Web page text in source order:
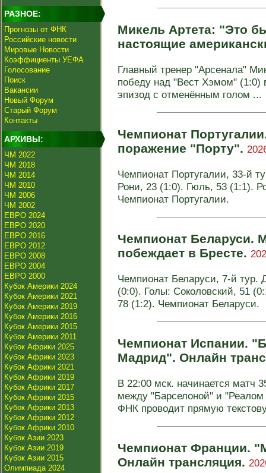
РАЗНОЕ:
Прогнозы от ФНК
Российские новости
Мировые Новости
Коэффициенты УЕФА
Голосование
Поиск
Вакансии
Новый Форум
Старый Форум
Контакты
АРХИВЫ:
ЧМ 2022
ЧМ 2018
ЧМ 2014
ЧМ 2010
ЧМ 2006
ЧМ 2002
ЕВРО 2024
ЕВРО 2020
ЕВРО 2016
ЕВРО 2012
ЕВРО 2008
ЕВРО 2004
ЕВРО 2000
Кубок Америки 2024
Кубок Америки 2021
Кубок Америки 2019
Кубок Америки 2016
Кубок Америки 2015
Кубок Америки 2011
Кубок Африки 2025
Кубок Африки 2023
Кубок Африки 2021
Кубок Африки 2019
Кубок Африки 2017
Кубок Африки 2015
Кубок Африки 2013
Кубок Африки 2012
Кубок Африки 2010
Кубок Азии 2023
Кубок Азии 2019
Кубок Азии 2015
Олимпиада 2024
Микель Артета: "Это
настоящие
Главный тренер "Арсенала"
победу над "Вест Хэмом"
эпизод с отменённым голом ...
Чемпионат
поражение "Порту".
Чемпионат Португалии, 33-й
Рони, 23 (1:0). Гюль, 53 (1:1).
Чемпионат Португалии.
Чемпионат Беларуси.
побеждает в Бресте.
Чемпионат Беларуси, 7-й
(0:0). Голы: Соколовский, 51
78 (1:2). Чемпионат Беларуси.
Чемпионат Испании.
Мадрид". Онлайн
В 22:00 мск. начинается матч
между "Барселоной" и
ФНК проводит прямую
Чемпионат Франции.
Онлайн трансляция.